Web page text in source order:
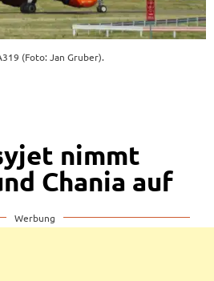
(Foto: Jan Gruber).
nimmt
Chania auf
Werbung